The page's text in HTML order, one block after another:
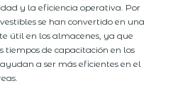
y la eficiencia operativa. Por
se han convertido en una
útil en los almacenes, ya que
tiempos de capacitación en los
a ser más eficientes en el